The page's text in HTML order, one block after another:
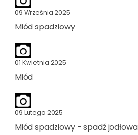
09 Września 2025
Miód spadziowy
01 Kwietnia 2025
Miód
09 Lutego 2025
Miód spadziowy - spadź jodłowa